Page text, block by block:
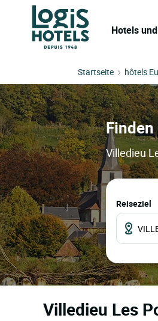
Hotels
Startseite hôtels
Villedieu
Reiseziel
Villedieu Les